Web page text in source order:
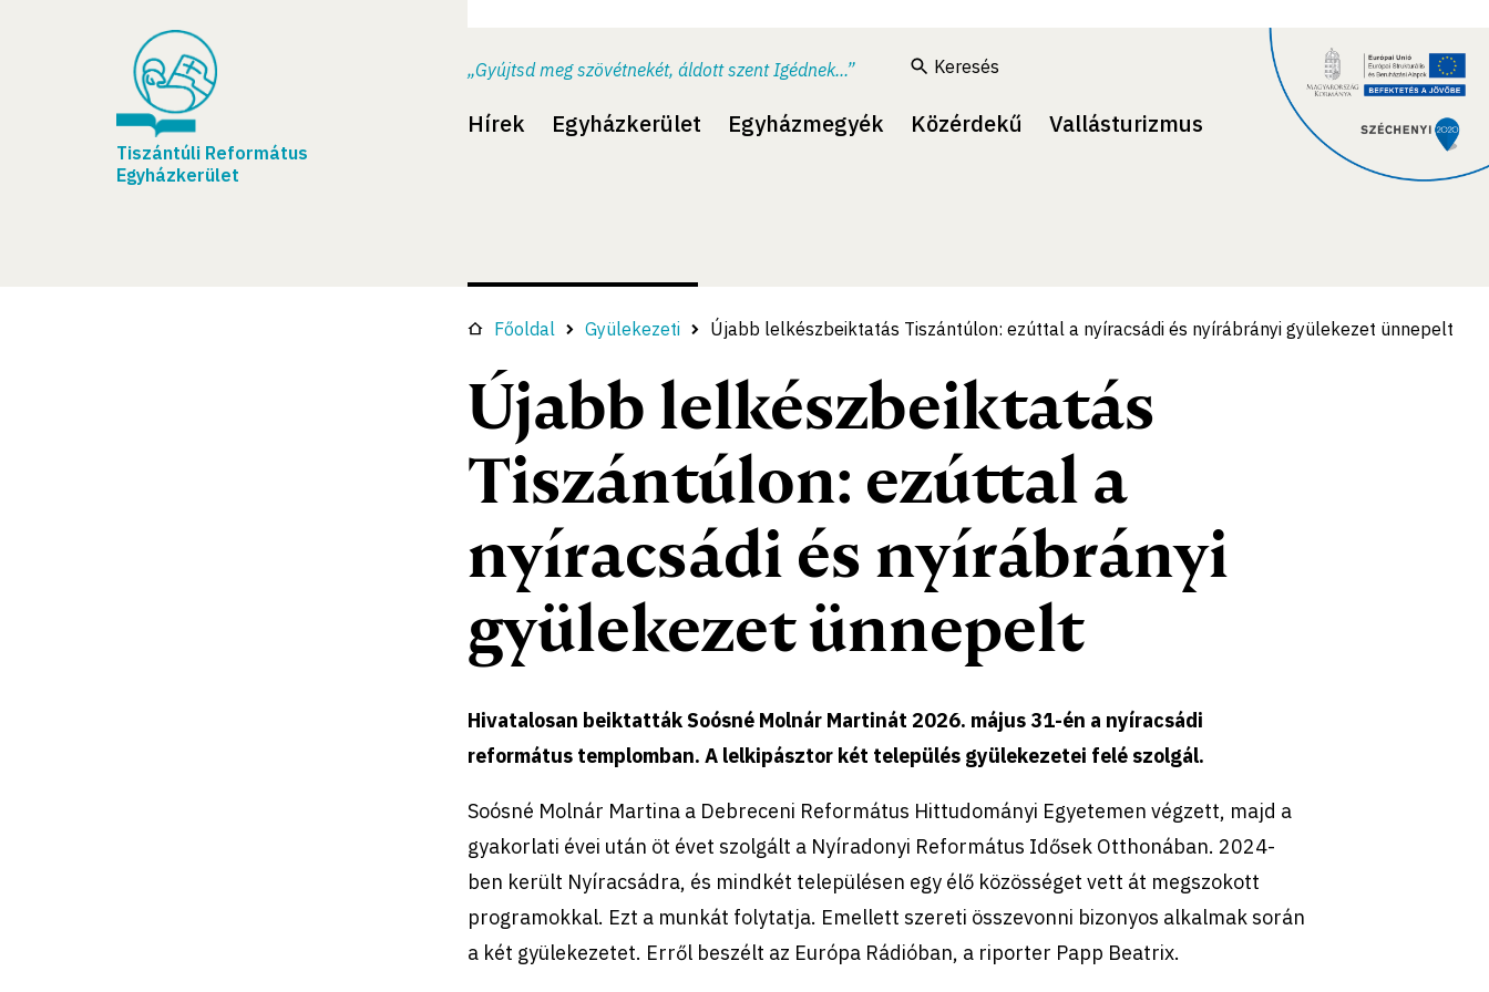
Tiszántúli Református
Egyházkerület
„Gyújtsd meg szövétnekét, áldott szent Igédnek...” Keresés
Hírek Egyházkerület Egyházmegyék Közérdekű Vallásturizmus
Főoldal Gyülekezeti Újabb lelkészbeiktatás Tiszántúlon: ezúttal a nyíracsádi és nyírábrányi gyülekezet ünnepelt
Újabb lelkészbeiktatás
Tiszántúlon: ezúttal a
nyíracsádi és nyírábrányi
gyülekezet ünnepelt
Hivatalosan beiktatták Soósné Molnár Martinát 2026. május 31-én a nyíracsádi
református templomban. A lelkipásztor két település gyülekezetei felé szolgál.
Soósné Molnár Martina a Debreceni Református Hittudományi Egyetemen végzett, majd a
gyakorlati évei után öt évet szolgált a Nyíradonyi Református Idősek Otthonában. 2024-
ben került Nyíracsádra, és mindkét településen egy élő közösséget vett át megszokott
programokkal. Ezt a munkát folytatja. Emellett szereti összevonni bizonyos alkalmak során
a két gyülekezetet. Erről beszélt az Európa Rádióban, a riporter Papp Beatrix.